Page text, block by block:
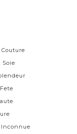
Couture
Soie